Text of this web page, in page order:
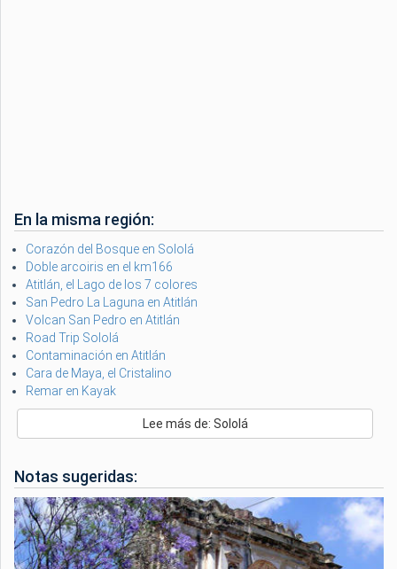
En la misma región:
Corazón del Bosque en Sololá
Doble arcoiris en el km166
Atitlán, el Lago de los 7 colores
San Pedro La Laguna en Atitlán
Volcan San Pedro en Atitlán
Road Trip Sololá
Contaminación en Atitlán
Cara de Maya, el Cristalino
Remar en Kayak
Lee más de: Sololá
Notas sugeridas: